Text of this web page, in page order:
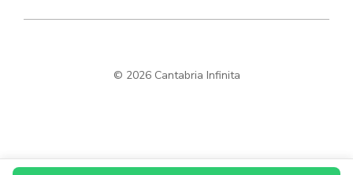
© 2026 Cantabria Infinita